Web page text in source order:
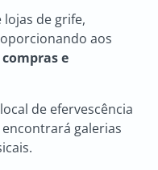
de grife,
aos
e
de efervescência
galerias